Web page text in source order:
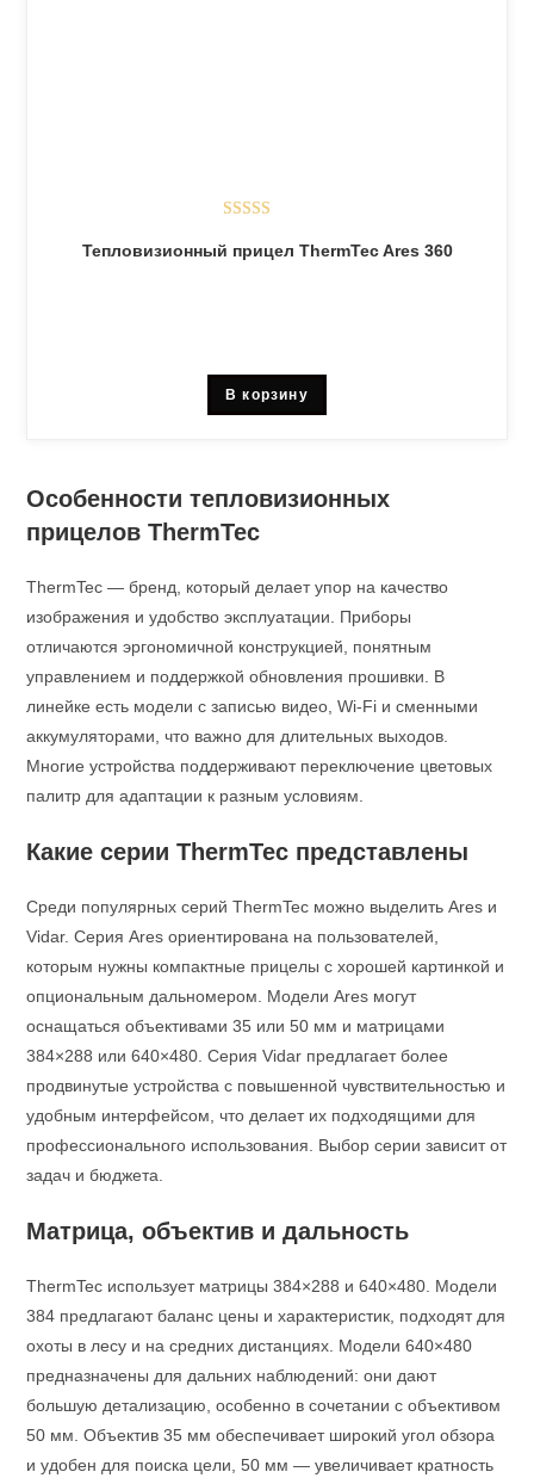
из 5
Тепловизионный прицел ThermTec Ares 360
В корзину
Особенности тепловизионных
прицелов ThermTec
ThermTec — бренд, который делает упор на качество
изображения и удобство эксплуатации. Приборы
отличаются эргономичной конструкцией, понятным
управлением и поддержкой обновления прошивки. В
линейке есть модели с записью видео, Wi‑Fi и сменными
аккумуляторами, что важно для длительных выходов.
Многие устройства поддерживают переключение цветовых
палитр для адаптации к разным условиям.
Какие серии ThermTec представлены
Среди популярных серий ThermTec можно выделить Ares и
Vidar. Серия Ares ориентирована на пользователей,
которым нужны компактные прицелы с хорошей картинкой и
опциональным дальномером. Модели Ares могут
оснащаться объективами 35 или 50 мм и матрицами
384×288 или 640×480. Серия Vidar предлагает более
продвинутые устройства с повышенной чувствительностью и
удобным интерфейсом, что делает их подходящими для
профессионального использования. Выбор серии зависит от
задач и бюджета.
Матрица, объектив и дальность
ThermTec использует матрицы 384×288 и 640×480. Модели
384 предлагают баланс цены и характеристик, подходят для
охоты в лесу и на средних дистанциях. Модели 640×480
предназначены для дальних наблюдений: они дают
большую детализацию, особенно в сочетании с объективом
50 мм. Объектив 35 мм обеспечивает широкий угол обзора
и удобен для поиска цели, 50 мм — увеличивает кратность